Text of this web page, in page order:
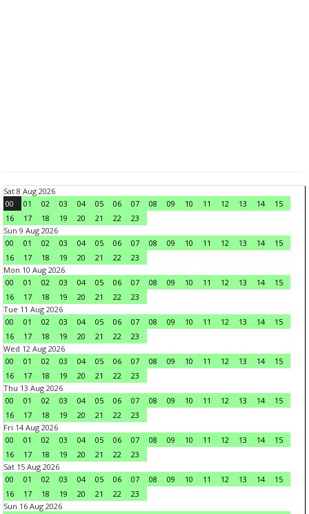
Sat 8 Aug 2026
00
01 02 03 04 05 06 07 08 09 10 11 12 13 14
15
16
17 18 19 20 21 22
23
Sun 9 Aug 2026
00
01 02 03 04 05 06 07 08 09 10 11 12 13 14
15
16
17 18 19 20 21 22
23
Mon 10 Aug 2026
00
01 02 03 04 05 06 07 08 09 10 11 12 13 14
15
16
17 18 19 20 21 22
23
Tue 11 Aug 2026
00
01 02 03 04 05 06 07 08 09 10 11 12 13 14
15
16
17 18 19 20 21 22
23
Wed 12 Aug 2026
00
01 02 03 04 05 06 07 08 09 10 11 12 13 14
15
16
17 18 19 20 21 22
23
Thu 13 Aug 2026
00
01 02 03 04 05 06 07 08 09 10 11 12 13 14
15
16
17 18 19 20 21 22
23
Fri 14 Aug 2026
00
01 02 03 04 05 06 07 08 09 10 11 12 13 14
15
16
17 18 19 20 21 22
23
Sat 15 Aug 2026
00
01 02 03 04 05 06 07 08 09 10 11 12 13 14
15
16
17 18 19 20 21 22
23
Sun 16 Aug 2026